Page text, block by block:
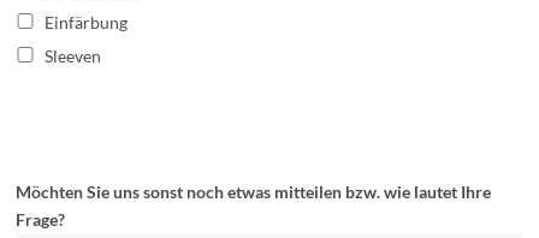
Einfärbung
Sleeven
Möchten Sie uns sonst noch etwas mitteilen bzw. wie lautet Ihre
Frage?